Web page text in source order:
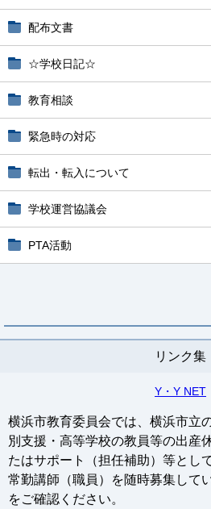
配布文書
☆学校日記☆
教育相談
緊急時の対応
転出・転入について
学校運営協議会
PTA活動
リンク集
Y・Y NET
横浜市教育委員会では、横浜市立
別支援・高等学校の教員等の出産
たはサポート（担任補助）等とし
常勤講師（職員）を随時募集して
をご確認ください。